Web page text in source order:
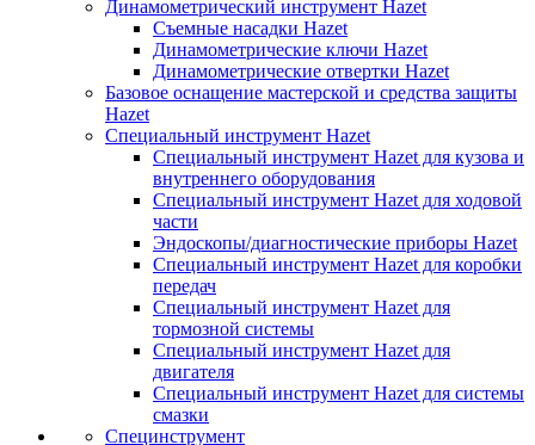
Динамометрический инструмент Hazet
Съемные насадки Hazet
Динамометрические ключи Hazet
Динамометрические отвертки Hazet
Базовое оснащение мастерской и средства защиты
Hazet
Специальный инструмент Hazet
Специальный инструмент Hazet для кузова и
внутреннего оборудования
Специальный инструмент Hazet для ходовой
части
Эндоскопы/диагностические приборы Hazet
Специальный инструмент Hazet для коробки
передач
Специальный инструмент Hazet для
тормозной системы
Специальный инструмент Hazet для
двигателя
Специальный инструмент Hazet для системы
смазки
Специнструмент